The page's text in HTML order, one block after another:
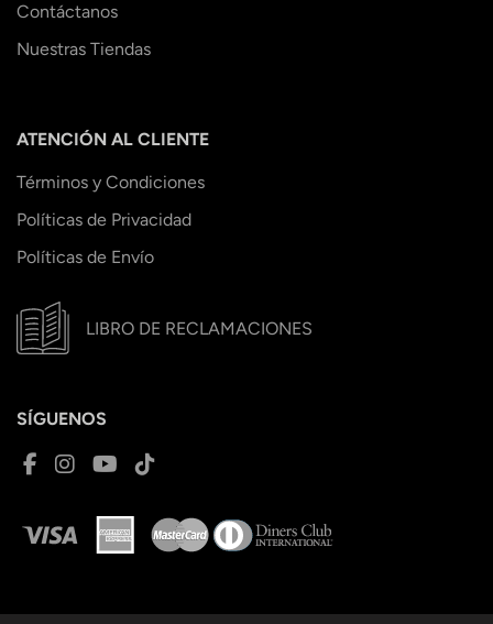
Contáctanos
Nuestras Tiendas
ATENCIÓN AL CLIENTE
Términos y Condiciones
Políticas de Privacidad
Políticas de Envío
LIBRO DE RECLAMACIONES
SÍGUENOS